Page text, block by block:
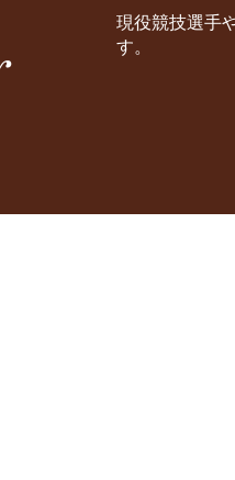
現役競技選手
す。